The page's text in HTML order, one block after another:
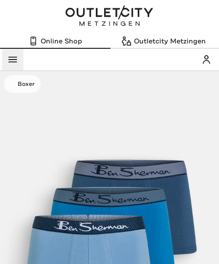
Online Shop Outletcity Metzingen
Menü
Boxer